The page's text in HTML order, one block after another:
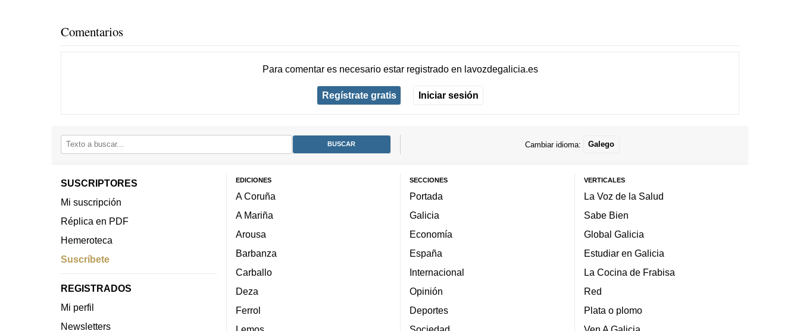
Comentarios
Para comentar es necesario estar registradoen lavozdegalicia.es
Regístrate gratis Iniciar sesión
Cambiar idioma: Galego
SUSCRIPTORES
Mi suscripción
Réplica en PDF
Hemeroteca
Suscríbete
REGISTRADOS
Mi perfil
Newsletters
EDICIONES
A Coruña
A Mariña
Arousa
Barbanza
Carballo
Deza
Ferrol
SECCIONES
Portada
Galicia
Economía
España
Internacional
Opinión
Deportes
VERTICALES
La Voz de la Salud
Sabe Bien
Global Galicia
Estudiar en Galicia
La Cocina de Frabisa
Red
Plata o plomo